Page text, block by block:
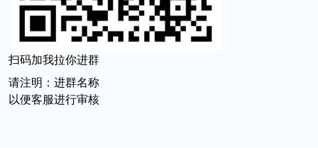
扫码加我拉你进群
请注明：进群名称
以便客服进行审核